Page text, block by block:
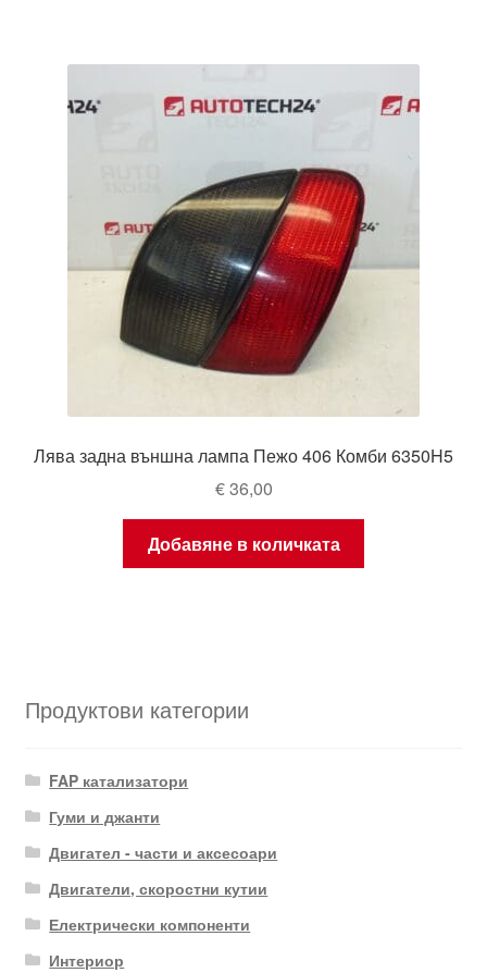
Лява задна външна лампа Пежо 406 Комби 6350H5
€36,00
Добавяне в количката
Продуктови категории
FAP катализатори
Гуми и джанти
Двигател - части и аксесоари
Двигатели, скоростни кутии
Електрически компоненти
Интериор